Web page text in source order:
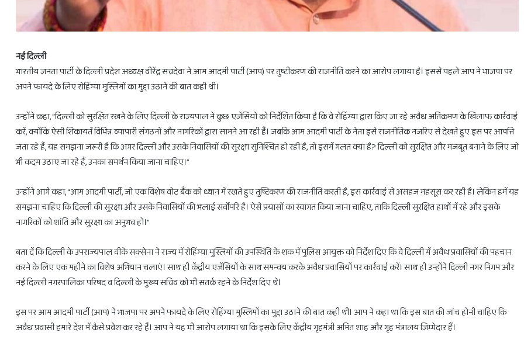
नई दिल्ली
भारतीय जनता पार्टी के दिल्ली प्रदेश अध्यक्ष वीरेंद्र सचदेवा ने आम आदमी पार्टी (आप) पर तुष्टीकरण की राजनीति करने का आरोप लगाया है। इससे पहले आप ने भाजपा पर
अपने फायदे के लिए रोहिंग्या मुस्लिमों का मुद्दा उठाने की बात कही थी।
उन्होंने कहा, “दिल्ली को सुरक्षित रखने के लिए दिल्ली के राज्यपाल ने कुछ एजेंसियों को निर्देशित किया है कि वे रोहिंग्या द्वारा किए जा रहे अवैध अतिक्रमण के खिलाफ कार्रवाई
करें, क्योंकि ऐसी शिकायतें विभिन्न व्यापारी संगठनों और नागरिकों द्वारा सामने आ रही हैं। जबकि आम आदमी पार्टी के नेता इसे राजनीतिक नजरिए से देखते हुए इस पर आपत्ति
जता रहे हैं, यह समझना जरूरी है कि अगर दिल्ली और उसके निवासियों की सुरक्षा सुनिश्चित हो रही है, तो इसमें गलत क्या है? दिल्ली को सुरक्षित और मजबूत बनाने के लिए जो
भी कदम उठाए जा रहे हैं, उनका समर्थन किया जाना चाहिए।”
उन्होंने आगे कहा, “आम आदमी पार्टी, जो एक विशेष वोट बैंक को ध्यान में रखते हुए तुष्टिकरण की राजनीति करती है, इस कार्रवाई से असहज महसूस कर रही है। लेकिन हमें यह
समझना चाहिए कि दिल्ली की सुरक्षा और उसके निवासियों की भलाई सर्वोपरि है। ऐसे प्रयासों का स्वागत किया जाना चाहिए, ताकि दिल्ली सुरक्षित हाथों में रहे और इसके
नागरिकों को शांति और सुरक्षा का अनुभव हो।”
बता दें कि दिल्ली के उपराज्यपाल वीके सक्सेना ने राज्य में रोहिंग्या मुस्लिमों की उपस्थिति के शक में पुलिस आयुक्त को निर्देश दिए कि वे दिल्ली में अवैध प्रवासियों की पहचान
करने के लिए एक महीने का विशेष अभियान चलाएं। साथ ही केंद्रीय एजेंसियों के साथ समन्वय करके अवैध प्रवासियों पर कार्रवाई करें। साथ ही उन्होंने दिल्ली नगर निगम और
नई दिल्ली नगरपालिका परिषद व दिल्ली के मुख्य सचिव को भी सतर्क रहने के निर्देश दिए थे।
इस पर आम आदमी पार्टी (आप) ने भाजपा पर अपने फायदे के लिए रोहिंग्या मुस्लिमों का मुद्दा उठाने की बात कही थी। आप ने कहा था कि इस बात की जांच होनी चाहिए कि
अवैध प्रवासी हमारे देश में कैसे प्रवेश कर रहे हैं। आप ने यह भी आरोप लगाया था कि इसके लिए केंद्रीय गृहमंत्री अमित शाह और गृह मंत्रालय जिम्मेदार हैं।
फरवरी
से
3
को
लाभ
ही
लाभ
February 27, 2025
28 फरवरी से 3 राशियों को होगा लाभ ही लाभ
दहन
के
लिए
घंटा
का February 28, 2025
होलिका दहन के लिए मिलेगा सिर्फ 1 घंटा का ही समय